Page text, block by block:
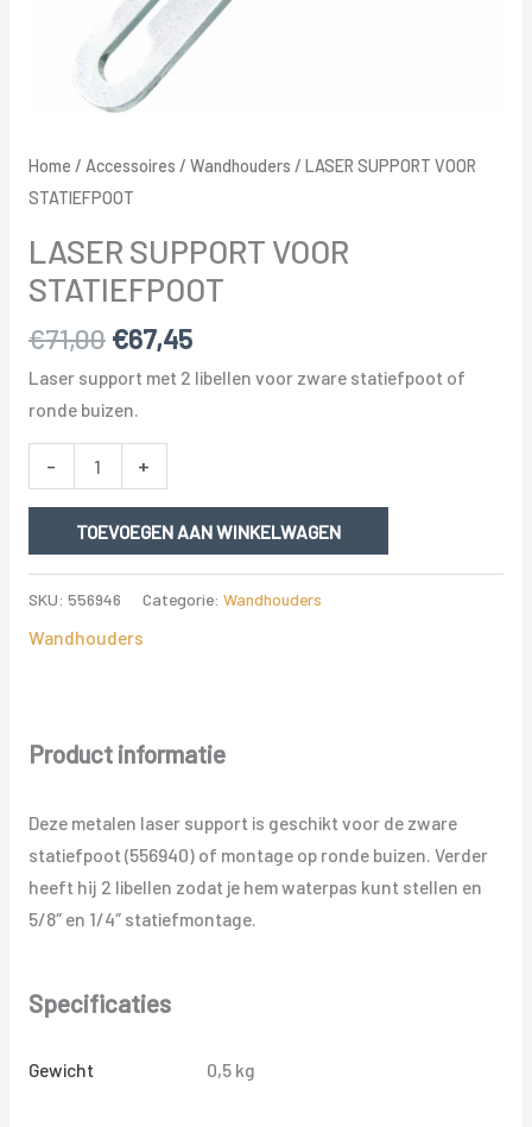
Home / Accessoires / Wandhouders / LASER SUPPORT VOOR
STATIEFPOOT
LASER SUPPORT VOOR
STATIEFPOOT
€71,00 Oorspronkelijke
prijs
was:
€67,45Huidige
prijs
Laser support met 2 libellen voor zware statiefpoot of
ronde buizen.
-
SUPPORT
STATIEFPOOT
+
TOEVOEGEN AAN WINKELWAGEN
SKU: 556946 Categorie: Wandhouders
Wandhouders
Product informatie
Deze metalen laser support is geschikt voor de zware
statiefpoot (556940) of montage op ronde buizen. Verder
heeft hij 2 libellen zodat je hem waterpas kunt stellen en
5/8″ en 1/4″ statiefmontage.
Specificaties
Gewicht 0,5 kg